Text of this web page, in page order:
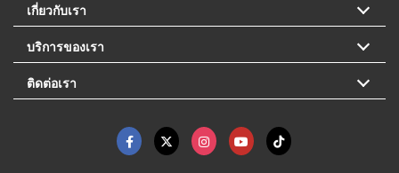
เกี่ยวกับเรา
บริการของเรา
ติดต่อเรา